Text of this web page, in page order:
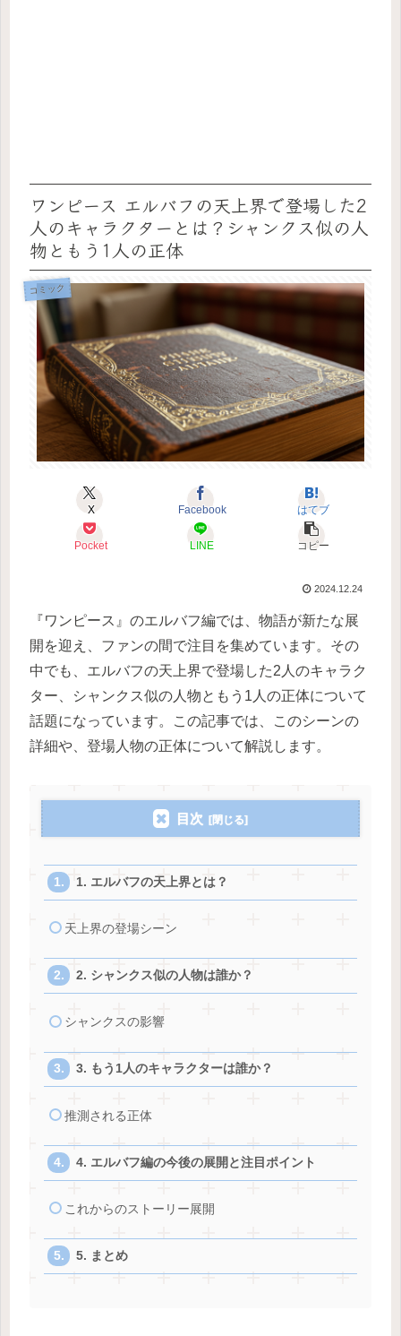
ワンピース エルバフの天上界で登場した2
人のキャラクターとは？シャンクス似の人
物ともう1人の正体
コミック
X Facebook はてブ
Pocket LINE コピー
2024.12.24
『ワンピース』のエルバフ編では、物語が新たな展
開を迎え、ファンの間で注目を集めています。その
中でも、エルバフの天上界で登場した2人のキャラク
ター、シャンクス似の人物ともう1人の正体について
話題になっています。この記事では、このシーンの
詳細や、登場人物の正体について解説します。
目次
1. エルバフの天上界とは？
天上界の登場シーン
2. シャンクス似の人物は誰か？
シャンクスの影響
3. もう1人のキャラクターは誰か？
推測される正体
4. エルバフ編の今後の展開と注目ポイント
これからのストーリー展開
5. まとめ